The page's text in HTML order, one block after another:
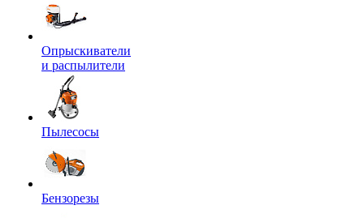
Опрыскиватели
и распылители
Пылесосы
Бензорезы